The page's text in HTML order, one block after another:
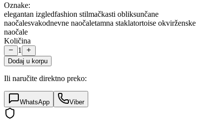
Oznake:
elegantan izgledfashion stilmačkasti obliksunčane
naočalesvakodnevne naočaletamna staklatortoise okvirženske
naočale
Količina
1
Dodaj u korpu
Ili naručite direktno preko:
WhatsApp Viber